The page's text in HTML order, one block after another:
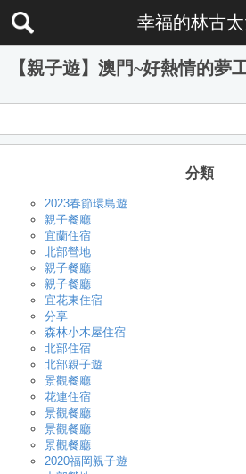
幸福的林古
【親子遊】澳門~好熱情的夢
分類
2023春節環島遊
親子餐廳
宜蘭住宿
北部營地
親子餐廳
親子餐廳
宜花東住宿
分享
森林小木屋住宿
北部住宿
北部親子遊
景觀餐廳
花連住宿
景觀餐廳
景觀餐廳
景觀餐廳
2020福岡親子遊